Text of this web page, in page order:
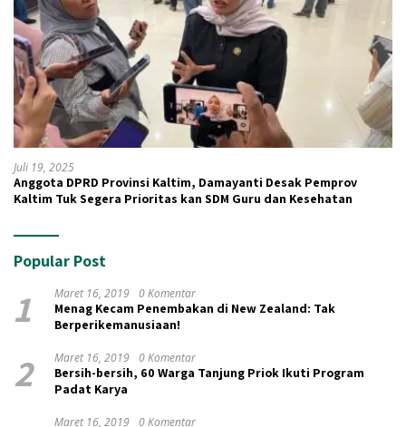
Juli 19, 2025
Anggota DPRD Provinsi Kaltim, Damayanti Desak Pemprov
Kaltim Tuk Segera Prioritas kan SDM Guru dan Kesehatan
Popular Post
1 Maret 16, 2019 0 Komentar
Menag Kecam Penembakan di New Zealand: Tak
Berperikemanusiaan!
2 Maret 16, 2019 0 Komentar
Bersih-bersih, 60 Warga Tanjung Priok Ikuti Program
Padat Karya
Maret 16, 2019 0 Komentar